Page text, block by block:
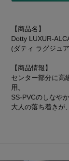
【商品名】
Dotty LUXUR-
(ダティ ラグジュ
【商品情報】
センター部分に高
用。
SS-PVCのしなや
大人の落ち着きが